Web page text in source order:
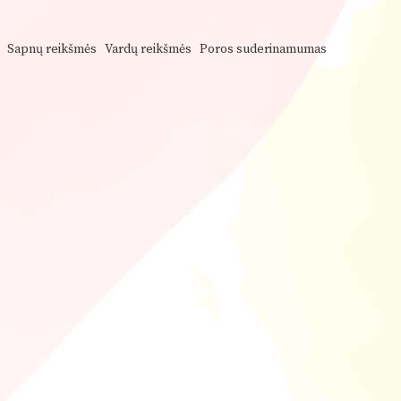
Sapnų reikšmės Vardų reikšmės Poros suderinamumas